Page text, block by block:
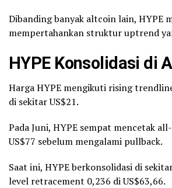
Dibanding banyak altcoin lain, HYPE
mempertahankan struktur uptrend
HYPE Konsolidasi di
Harga HYPE mengikuti rising
di sekitar US$21.
Pada Juni, HYPE sempat mencetak
US$77 sebelum mengalami pullback.
Saat ini, HYPE berkonsolidasi di
level retracement 0,236 di US$63,66.